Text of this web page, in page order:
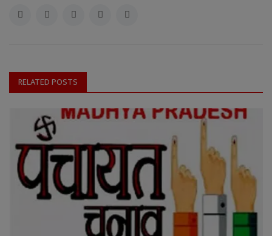
RELATED POSTS